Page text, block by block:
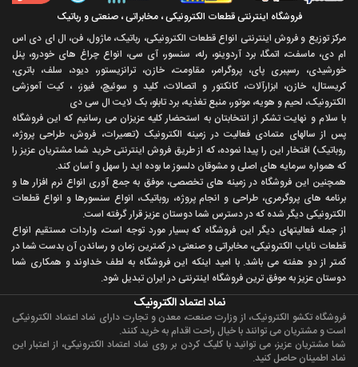
فروشگاه اینترنتی قطعات الکترونیکی ، مخابراتی ، صنعتی و رباتیک
مرکز توزیع و فروش اینترنتی انواع قطعات الکترونیکی، رباتیک، ماژول، فن، ال ای دی اس
ام دی، ماسفت، اتمگا، برد آردوینو، رله، سنسور، آی سی، انواع چراغ های خودرو، پنل
خورشیدی، رسپبری پای، پروگرامر، مقاومت، خازن، ترانزیستور، دیود، سلف، باتری،
کریستال، خازن، ابزارآلات، کانکتور و اتصالات، کلید و سوئیچ، فیوز، ، کیت آموزشی
الکترونیک، لحیم و هویه، موتور، منبع تغذیه، برد تابلو، بک لایت ال سی دی
با سلام و نهايت تشکر از انتخابتان به استحضار کليه عزيزان می رسانيم که اين فروشگاه
پس از سالهای متمادی فعاليت در زمينه الکترونيک (تعميرات، فروش، طراحی پروژه،
روباتيک) افتخار اين را پيدا نموده، که از طريق فروش اينترنتی خريد شما مشتريان عزيز را
که همواره سرمايه های اصلی و مشوقان دلسوز ما بوده ايد را سهل و آسان کند.
همچنين اين فروشگاه در زمينه های تخصصی، موفق به جمع آوری انواع نرم افزار ها و
برنامه های پروگرمری، طراحی و انجام پروژه، روباتيک، انواع سنسورها و انواع قطعات
الکترونيکی ديگر شده که در دسترس شما دوستان عزيز قرار گرفته است.
از جمله فعاليتهای ديگر اين فروشگاه که بسيار مورد توجه است، واردات مستقیم انواع
قطعات ناياب الکترونيکی، مخابراتی و صنعتی در کمترين زمان و رساندن آن بدست شما در
کمتر از دو هفته می باشد. با اميد اينکه اين فروشگاه به لطف خداوند و همکاری شما
دوستان عزيز به موفق ترين فروشگاه اینترنتی در ایران تبديل شود.
نماد اعتماد الکترونیک
فروشگاه تکشو الکترونیک، از وزارت صنعت، معدن و تجارت دارای نماد اعتماد الکترونیکی
است و مشتریان می توانند با خیال راحت اقدام به خرید کنند.
شما مشتریان عزیز، می توانید با کلیک کردن بر روی نماد اعتماد الکترونیکی، از اعتبار این
نماد اطمینان حاصل کنید.